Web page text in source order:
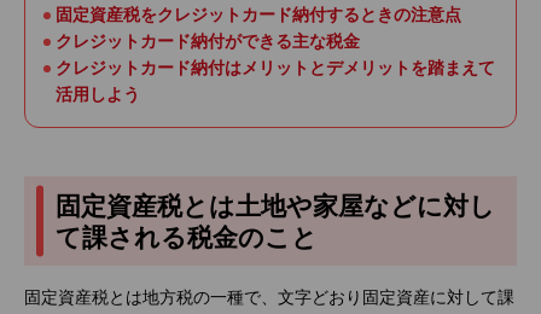
固定資産税をクレジットカード納付するときの注意点
クレジットカード納付ができる主な税金
クレジットカード納付はメリットとデメリットを踏まえて
活用しよう
固定資産税とは土地や家屋などに対し
て課される税金のこと
固定資産税とは地方税の一種で、文字どおり固定資産に対して課